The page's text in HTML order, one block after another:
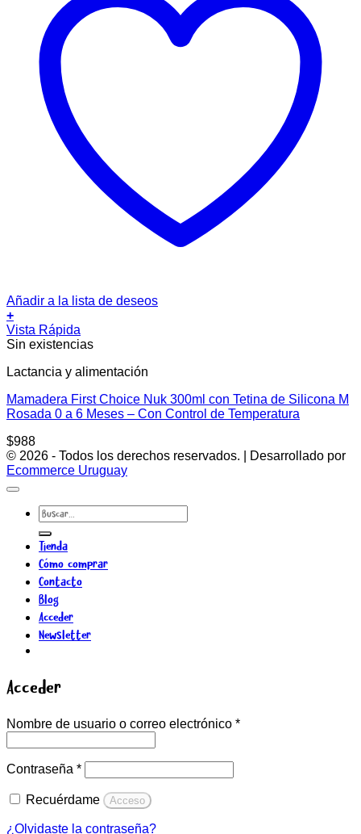
Añadir a la lista de deseos
+
Vista Rápida
Sin existencias
Lactancia y alimentación
Mamadera First Choice Nuk 300ml con Tetina de Silicona M
Rosada 0 a 6 Meses – Con Control de Temperatura
$988
© 2026 - Todos los derechos reservados. | Desarrollado por
Ecommerce Uruguay
Buscar
por:
Tienda
Cómo comprar
Contacto
Blog
Acceder
Newsletter
Acceder
Nombre de usuario o correo electrónico *Obligatorio
Contraseña *Obligatorio
Recuérdame Acceso
¿Olvidaste la contraseña?